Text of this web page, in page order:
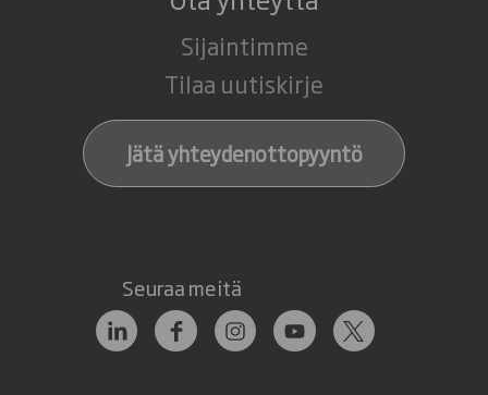
Sijaintimme
Tilaa uutiskirje
Jätä yhteydenottopyyntö
Seuraa meitä